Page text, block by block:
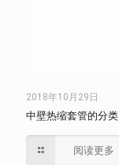
2018年10月29日
中壁热缩套管的分类
阅读更多